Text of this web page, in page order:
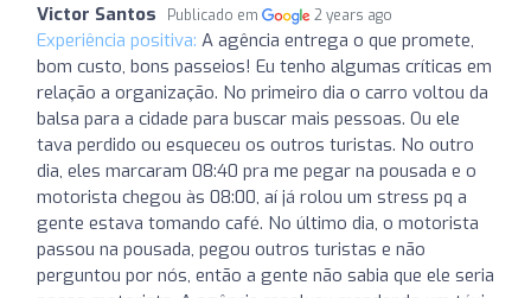
Victor Santos Publicado em 2 years ago
Experiência positiva: A agência entrega o que promete,
bom custo, bons passeios! Eu tenho algumas críticas em
relação a organização. No primeiro dia o carro voltou da
balsa para a cidade para buscar mais pessoas. Ou ele
tava perdido ou esqueceu os outros turistas. No outro
dia, eles marcaram 08:40 pra me pegar na pousada e o
motorista chegou às 08:00, aí já rolou um stress pq a
gente estava tomando café. No último dia, o motorista
passou na pousada, pegou outros turistas e não
perguntou por nós, então a gente não sabia que ele seria